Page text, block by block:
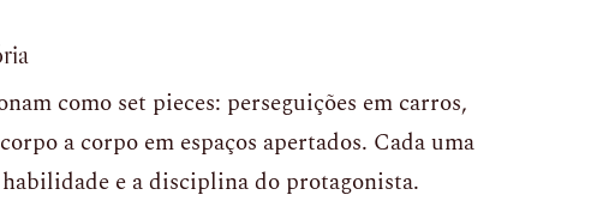
como set pieces: perseguições em carros,
a corpo em espaços apertados. Cada uma
e a disciplina do protagonista.